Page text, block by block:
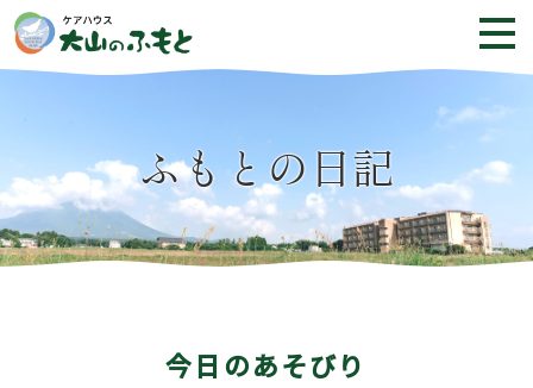
ふもとの日記
今日のあそびり